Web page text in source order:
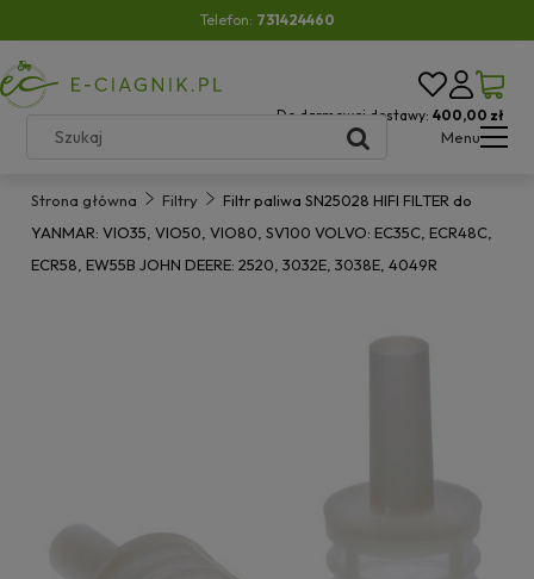
Telefon: 731424460
Do darmowej dostawy: 400,00 zł
Menu
Strona główna Filtry
Filtr paliwa SN25028 HIFI FILTER do
YANMAR: VIO35, VIO50, VIO80, SV100 VOLVO: EC35C, ECR48C,
ECR58, EW55B JOHN DEERE: 2520, 3032E, 3038E, 4049R